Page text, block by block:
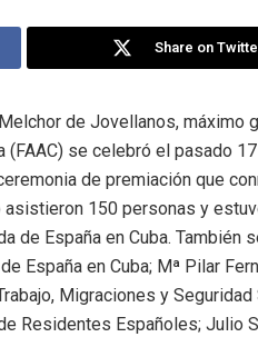
Share on
de Jovellanos, máximo
se celebró el pasado 17
de premiación que
150 personas y
de España en Cuba. También
España en Cuba; Mª Pilar
Migraciones y Seguridad
Residentes Españoles; Julio